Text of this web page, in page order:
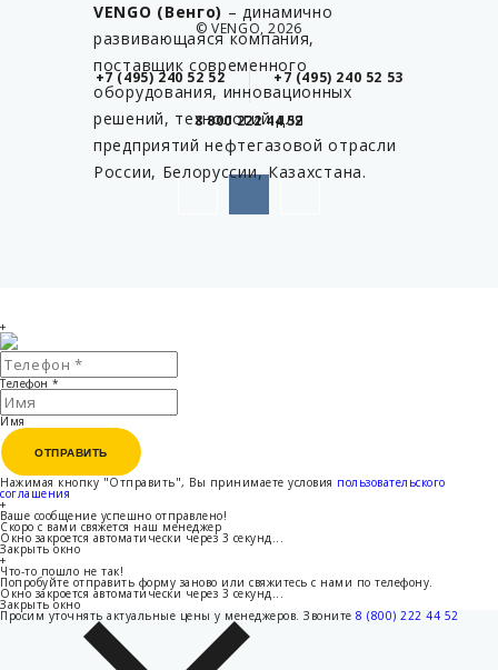
© VENGO, 2026
+7 (495) 240 52 52 +7 (495) 240 52 53
8 800 222 44 52
VENGO (Венго) – динамично
развивающаяся компания,
поставщик современного
оборудования, инновационных
решений, технологий для
предприятий нефтегазовой отрасли
России, Белоруссии, Казахстана.
+
Телефон *
Имя
ОТПРАВИТЬ
ОТПРАВИТЬ
Нажимая кнопку "Отправить", Вы принимаете условия пользовательского
соглашения
+
Ваше сообщение успешно отправлено!
Скоро с вами свяжется наш менеджер
Окно закроется автоматически через 3 секунд...
Закрыть окно
+
Что-то пошло не так!
Попробуйте отправить форму заново или свяжитесь с нами по телефону.
Окно закроется автоматически через 3 секунд...
Закрыть окно
Просим уточнять актуальные цены у менеджеров. Звоните 8 (800) 222 44 52